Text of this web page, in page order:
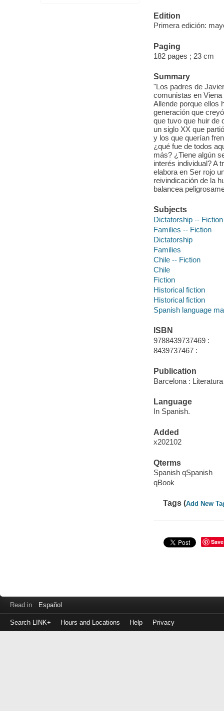
Edition
Primera edición:
Paging
182 pages ; 23 cm
Summary
"Los padres de
comunistas en Viena
Allende porque ellos
generación que
que tuvo que huir de
un siglo XX que
y los que querían
¿qué fue de todos
más? ¿Tiene algún
interés individual? A
elabora en Ser rojo
reivindicación de la
balancea
Subjects
Dictatorship -- Fiction
Families -- Fiction
Dictatorship
Families
Chile -- Fiction
Chile
Fiction
Historical fiction
Historical fiction
Spanish language
ISBN
9788439737469 :
8439737467 :
Publication
Barcelona :
Language
In Spanish.
Added
x202102
Qterms
Spanish qSpanish
qBook
Tags (Add New
Save
Read in Español
Search LINK+ Hours and Locations Help Privacy